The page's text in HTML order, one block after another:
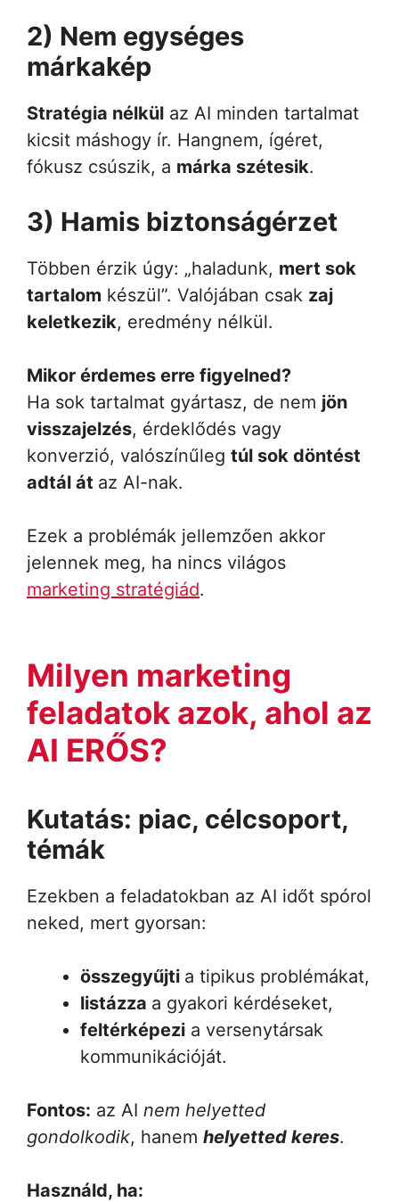
2) Nem egységes
márkakép
Stratégia nélkül az AI minden tartalmat
kicsit máshogy ír. Hangnem, ígéret,
fókusz csúszik, a márka szétesik.
3) Hamis biztonságérzet
Többen érzik úgy: „haladunk, mert sok
tartalom készül”. Valójában csak zaj
keletkezik, eredmény nélkül.
Mikor érdemes erre figyelned?
Ha sok tartalmat gyártasz, de nem jön
visszajelzés, érdeklődés vagy
konverzió, valószínűleg túl sok döntést
adtál át az AI-nak.
Ezek a problémák jellemzően akkor
jelennek meg, ha nincs világos
marketing stratégiád.
Milyen marketing
feladatok azok, ahol az
AI ERŐS?
Kutatás: piac, célcsoport,
témák
Ezekben a feladatokban az AI időt spórol
neked, mert gyorsan:
összegyűjti a tipikus problémákat,
listázza a gyakori kérdéseket,
feltérképezi a versenytársak
kommunikációját.
Fontos: az AI nem helyetted
gondolkodik, hanem helyetted keres.
Használd, ha: